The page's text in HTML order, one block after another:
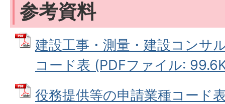
参考資料
建設工事・測量・建設コンサ
コード表 (PDFファイル:
役務提供等の申請業種コード